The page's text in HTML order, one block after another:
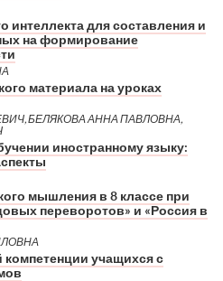
интеллекта для составления и
на формирование
материала на уроках
БЕЛЯКОВА АННА ПАВЛОВНА,
иностранному языку:
мышления в 8 классе при
переворотов» и «Россия в
компетенции учащихся с